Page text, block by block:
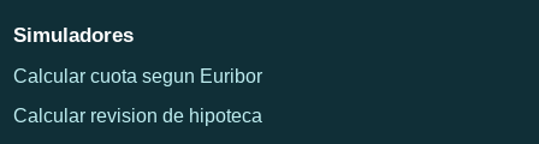
Simuladores
Calcular cuota segun Euribor
Calcular revision de hipoteca